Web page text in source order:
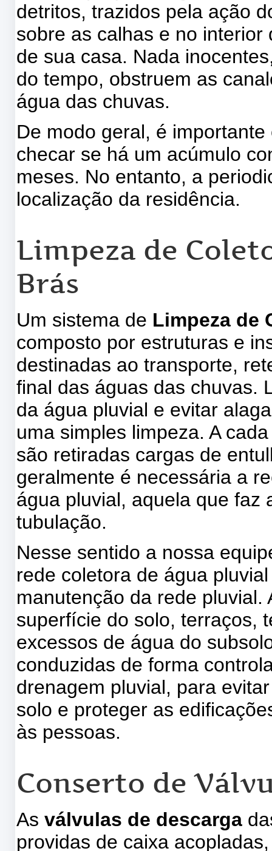
detritos, trazidos pela ação
sobre as calhas e no
de sua casa. Nada
do tempo, obstruem as
água das chuvas.
De modo geral, é
checar se há um acúmulo
meses. No entanto, a
localização da residência.
Limpeza de
Brás
Um sistema de Limpeza de
composto por estruturas e
destinadas ao transporte,
final das águas das chuvas.
da água pluvial e evitar
uma simples limpeza. A
são retiradas cargas de
geralmente é necessária a
água pluvial, aquela que faz
tubulação.
Nesse sentido a nossa
rede coletora de água
manutenção da rede
superfície do solo, terraços,
excessos de água do
conduzidas de forma
drenagem pluvial, para
solo e proteger as
às pessoas.
Conserto de
Asválvulas de descarga
providas de caixa